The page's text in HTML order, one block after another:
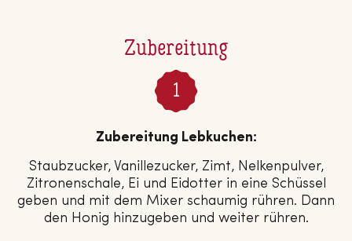
Zubereitung
Zubereitung Lebkuchen:
Staubzucker, Vanillezucker, Zimt, Nelkenpulver,
Zitronenschale, Ei und Eidotter in eine Schüssel
geben und mit dem Mixer schaumig rühren. Dann
den Honig hinzugeben und weiter rühren.